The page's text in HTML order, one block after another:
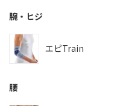
腕・ヒジ
エピTrain
腰